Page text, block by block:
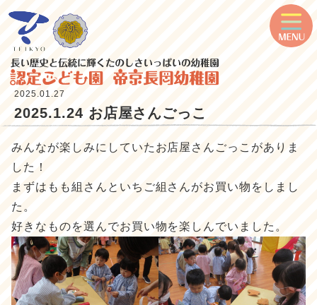
2025.01.27
2025.1.24 お店屋さんごっこ
みんなが楽しみにしていたお店屋さんごっこがありま
した！
まずはもも組さんといちご組さんがお買い物をしまし
た。
好きなものを選んでお買い物を楽しんでいました。